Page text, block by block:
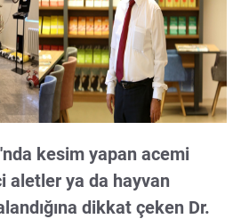
kesim yapan acemi
aletler ya da hayvan
dikkat çeken Dr.